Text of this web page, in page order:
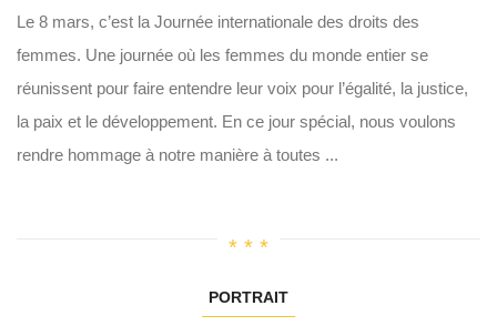
Le 8 mars, c’est la Journée internationale des droits des
femmes. Une journée où les femmes du monde entier se
réunissent pour faire entendre leur voix pour l’égalité, la justice,
la paix et le développement. En ce jour spécial, nous voulons
rendre hommage à notre manière à toutes ...
PORTRAIT